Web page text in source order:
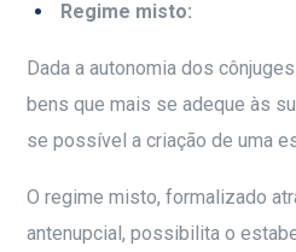
Regime misto:
Dada a autonomia dos
bens que mais se adeque às
se possível a criação de uma
O regime misto, formalizado
antenupcial, possibilita o